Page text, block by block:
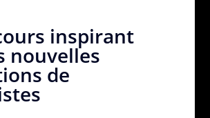
inspirant
nouvelles
de